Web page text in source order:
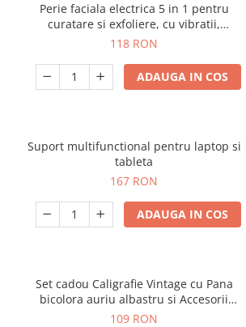
Perie faciala electrica 5 in 1 pentru
curatare si exfoliere, cu vibratii,
reincarcabila
118 RON
ADAUGA IN COS
Suport multifunctional pentru laptop si
tableta
167 RON
ADAUGA IN COS
Set cadou Caligrafie Vintage cu Pana
bicolora auriu albastru si Accesorii
pentru Sigiliu, 5 piese
109 RON